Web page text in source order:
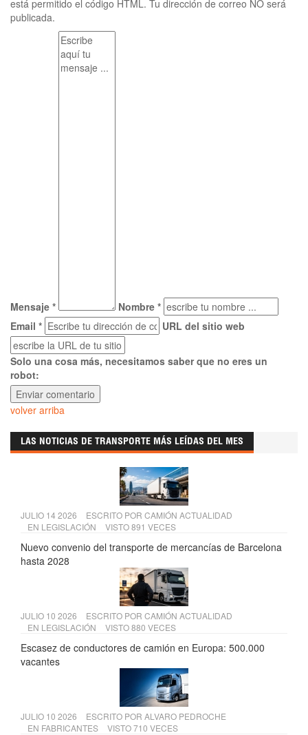
está permitido el código HTML. Tu dirección de correo NO será
publicada.
Mensaje *
Nombre *
Email *
URL del sitio web
Solo una cosa más, necesitamos saber que no eres un
robot:
volver arriba
LAS NOTICIAS DE TRANSPORTE MÁS LEÍDAS DEL MES
JULIO 14 2026 ESCRITO POR CAMIÓN ACTUALIDAD
EN LEGISLACIÓN VISTO 891 VECES
Nuevo convenio del transporte de mercancías de Barcelona
hasta 2028
JULIO 10 2026 ESCRITO POR CAMIÓN ACTUALIDAD
EN LEGISLACIÓN VISTO 880 VECES
Escasez de conductores de camión en Europa: 500.000
vacantes
JULIO 10 2026 ESCRITO POR ALVARO PEDROCHE
EN FABRICANTES VISTO 710 VECES